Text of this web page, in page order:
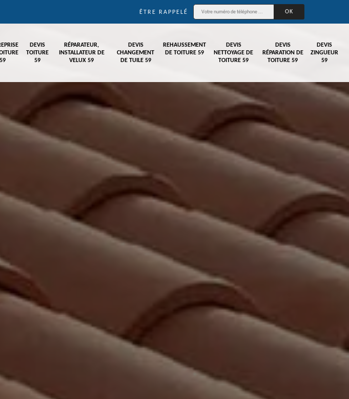
ÊTRE RAPPELÉ
59
DEVIS
TOITURE
59
RÉPARATEUR,
INSTALLATEUR DE
VELUX 59
DEVIS
CHANGEMENT
DE TUILE 59
REHAUSSEMENT
DE TOITURE 59
DEVIS
NETTOYAGE DE
TOITURE 59
DEVIS
RÉPARATION DE
TOITURE 59
DEVIS
ZINGUEUR
59